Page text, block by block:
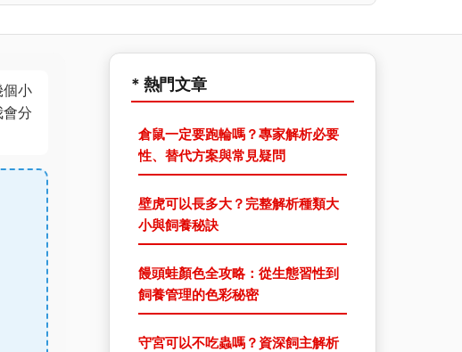
個小
分
* 熱門文章
倉鼠一定要跑輪嗎？專家解析必要
性、替代方案與常見疑問
壁虎可以長多大？完整解析種類大
小與飼養秘訣
饅頭蛙顏色全攻略：從生態習性到
飼養管理的色彩秘密
守宮可以不吃蟲嗎？資深飼主解析